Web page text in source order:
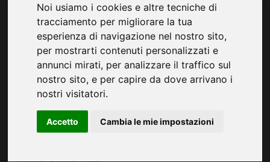
Noi usiamo i cookies e altre tecniche di
tracciamento per migliorare la tua
esperienza di navigazione nel nostro sito,
per mostrarti contenuti personalizzati e
annunci mirati, per analizzare il traffico sul
nostro sito, e per capire da dove arrivano i
nostri visitatori.
Accetto Cambia le mie impostazioni